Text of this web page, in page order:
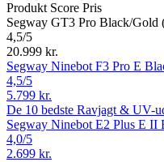
Produkt Score Pris
Segway GT3 Pro Black/Gold
4,5/5
20.999 kr.
Segway Ninebot F3 Pro E
4,5/5
5.799 kr.
De 10 bedste Ravjagt & UV-
Segway Ninebot E2 Plus E II
4,0/5
2.699 kr.